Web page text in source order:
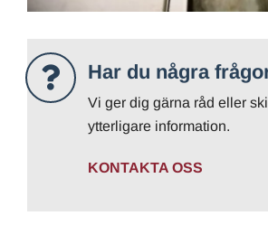
Har du några
Vi ger dig gärna råd eller
ytterligare information.
KONTAKTA OSS